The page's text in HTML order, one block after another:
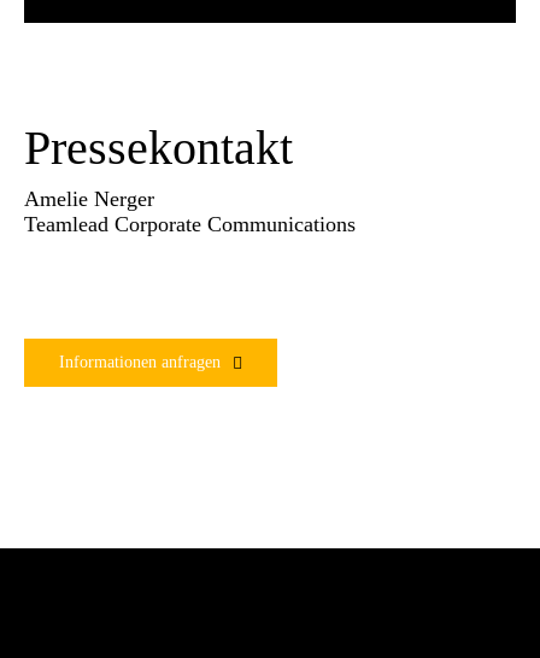
Pressekontakt
Amelie Nerger
Teamlead Corporate Communications
Informationen anfragen